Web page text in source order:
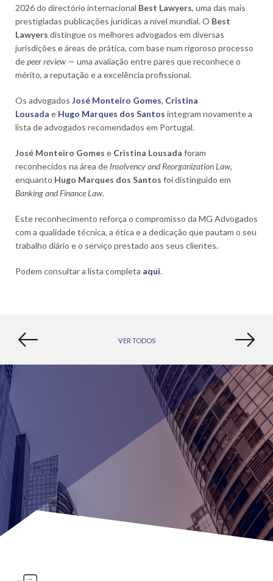
2026 do directório internacional Best Lawyers, uma das mais
prestigiadas publicações jurídicas a nível mundial. O Best
Lawyers distingue os melhores advogados em diversas
jurisdições e áreas de prática, com base num rigoroso processo
depeer review — uma avaliação entre pares que reconhece o
mérito, a reputação e a excelência profissional.
Os advogados José Monteiro Gomes, Cristina
Lousada e Hugo Marques dos Santos integram novamente a
lista de advogados recomendados em Portugal.
José Monteiro Gomes e Cristina Lousada foram
reconhecidos na área de Insolvency and Reorganization Law,
enquanto Hugo Marques dos Santos foi distinguido em
Banking and Finance Law.
Este reconhecimento reforça o compromisso da MG Advogados
com a qualidade técnica, a ética e a dedicação que pautam o seu
trabalho diário e o serviço prestado aos seus clientes.
Podem consultar a lista completa aqui.
VER TODOS